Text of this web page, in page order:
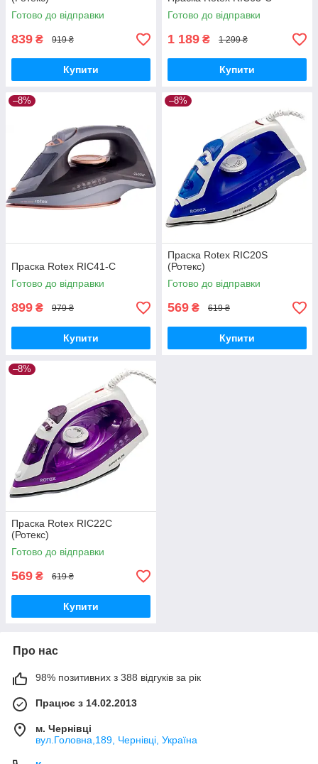
Готово до відправки
839 ₴ 919 ₴
Купити
Готово до відправки
1 189 ₴ 1 299 ₴
Купити
–8%
Праска Rotex RIC41-C
Готово до відправки
899 ₴ 979 ₴
Купити
–8%
Праска Rotex RIC20S
(Ротекс)
Готово до відправки
569 ₴ 619 ₴
Купити
–8%
Праска Rotex RIC22C
(Ротекс)
Готово до відправки
569 ₴ 619 ₴
Купити
Про нас
98% позитивних з 388 відгуків за рік
Працює з 14.02.2013
м. Чернівці
вул.Головна,189, Чернівці, Україна